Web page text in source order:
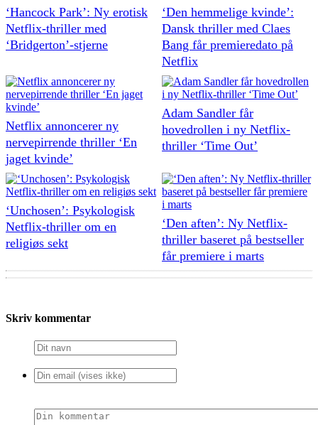
‘Hancock Park’: Ny erotisk
Netflix-thriller med
‘Bridgerton’-stjerne
‘Den hemmelige kvinde’:
Dansk thriller med Claes
Bang får premieredato på
Netflix
Netflix annoncerer ny
nervepirrende thriller ‘En
jaget kvinde’
Adam Sandler får
hovedrollen i ny Netflix-
thriller ‘Time Out’
‘Unchosen’: Psykologisk
Netflix-thriller om en
religiøs sekt
‘Den aften’: Ny Netflix-
thriller baseret på bestseller
får premiere i marts
Skriv kommentar